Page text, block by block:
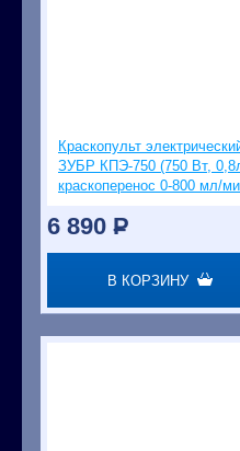
Краскопульт
ЗУБР КПЭ-750 (750 Вт,
краскоперенос 0-800 мл/
6 890 P
В КОРЗИНУ